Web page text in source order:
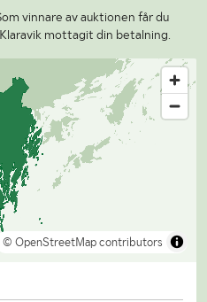
vinnare av auktionen får du
mottagit din betalning.
© OpenStreetMap contributors